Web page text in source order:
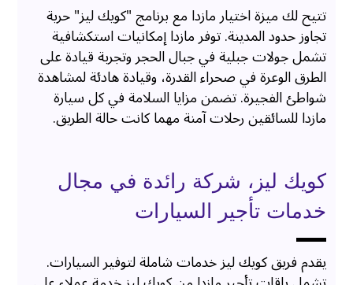
تتيح لك ميزة اختيار مازدا مع برنامج "كويك ليز" حرية
تجاوز حدود المدينة. توفر مازدا إمكانيات استكشافية
تشمل جولات جبلية في جبال الحجر وتجربة قيادة على
الطرق الوعرة في صحراء القدرة، وقيادة هادئة لمشاهدة
شواطئ الفجيرة. تضمن مزايا السلامة في كل سيارة
مازدا للسائقين رحلات آمنة مهما كانت حالة الطريق.
كويك ليز، شركة رائدة في مجال
خدمات تأجير السيارات
يقدم فريق كويك ليز خدمات شاملة لتوفير السيارات.